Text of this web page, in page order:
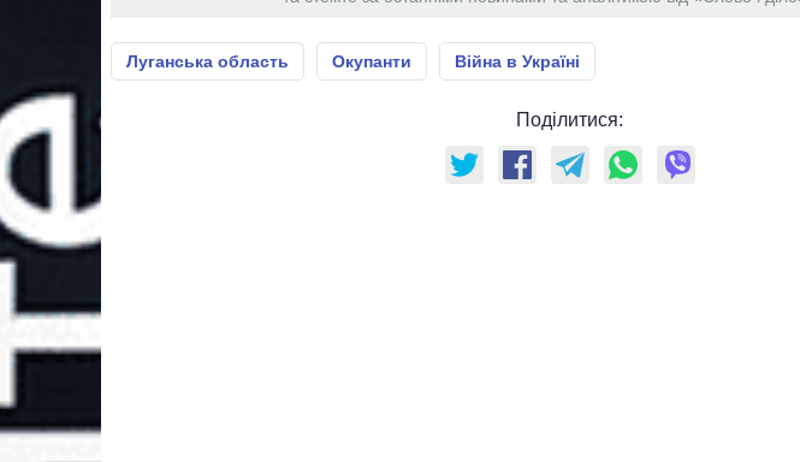
Луганська область Окупанти Війна в Україні
Поділитися: